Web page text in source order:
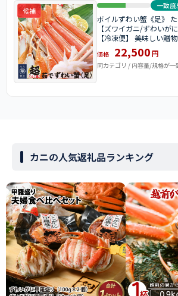
候補
一致度
ボイルずわい蟹《足》
【ズワイガニ/ずわいが
【冷凍便】 美味しい贈
価格 22,500円
同カテゴリ / 内容量/規格が
カニの人気返礼品ランキング